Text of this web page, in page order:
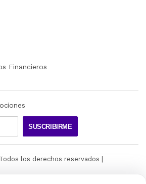
Financieros
SUSCRIBIRME
los derechos reservados |